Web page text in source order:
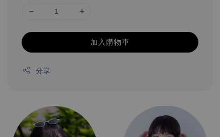
加入購物車
分享